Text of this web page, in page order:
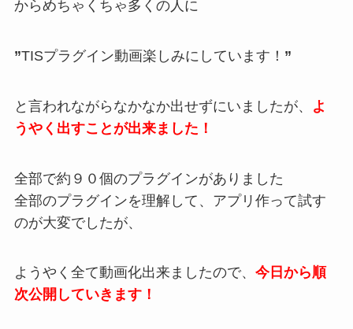
からめち ゃくちゃ多くの人に
”TISプラグイン動画楽しみにしています！ ”
と言われながらなかなか出せずにいましたが、
よ
うやく出すことが出来ました！
全部で約９０個のプラグインがありま した
全部のプラグインを理解して、アプリ 作って試す
のが大変でしたが、
ようや く全て動画化出来ましたので、 今日から順
次公開していきます！